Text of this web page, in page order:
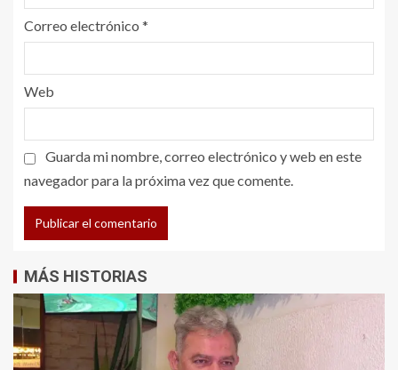
Correo electrónico *
Web
Guarda mi nombre, correo electrónico y web en este
navegador para la próxima vez que comente.
MÁS HISTORIAS